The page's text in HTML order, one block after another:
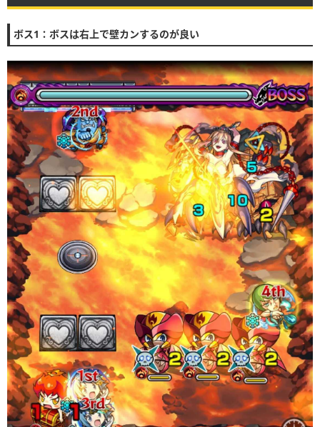
ボス1：ボスは右上で壁カンするのが良い